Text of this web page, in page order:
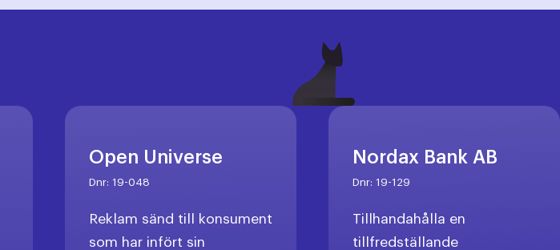
Open Universe
Dnr: 19-048
Reklam sänd till konsument
som har infört sin
Nordax Bank AB
Dnr: 19-129
Tillhandahålla en
tillfredställande